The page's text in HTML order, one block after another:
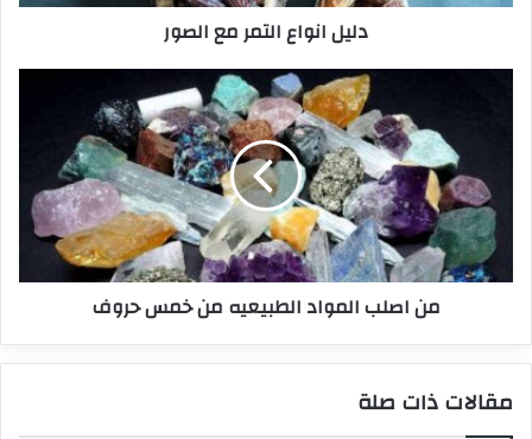
دليل انواع التمر مع الصور
من اصلب المواد الطبيعيه من خمس حروف
مقالات ذات صلة